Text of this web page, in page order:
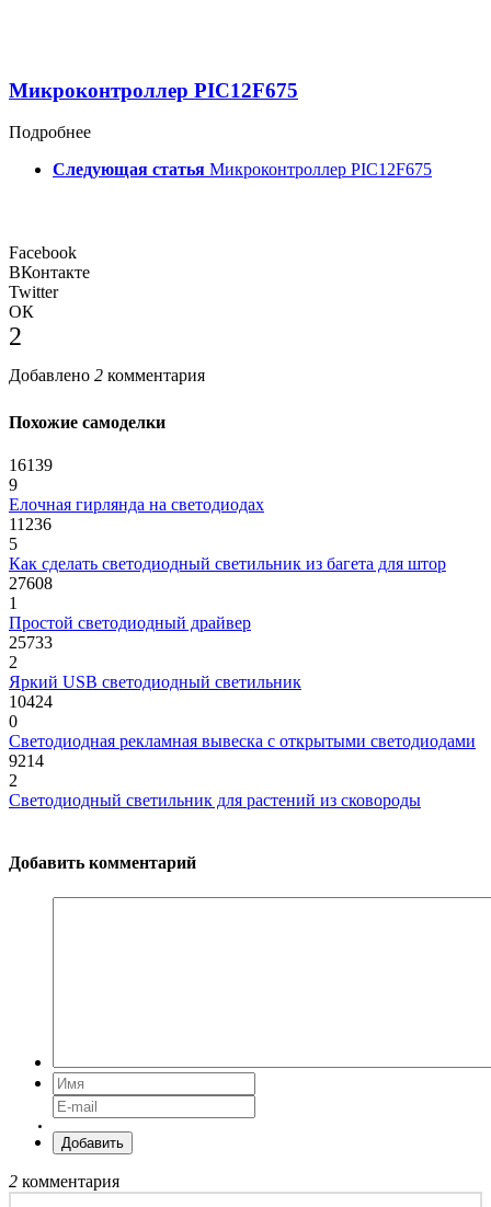
Микроконтроллер PIC12F675
Подробнее
Следующая статья Микроконтроллер PIC12F675
Facebook
ВКонтакте
Twitter
ОК
2
Добавлено 2 комментария
Похожие самоделки
16139
9
Елочная гирлянда на светодиодах
11236
5
Как сделать светодиодный светильник из багета для штор
27608
1
Простой светодиодный драйвер
25733
2
Яркий USB светодиодный светильник
10424
0
Светодиодная рекламная вывеска с открытыми светодиодами
9214
2
Светодиодный светильник для растений из сковороды
Добавить комментарий
Добавить
2 комментария